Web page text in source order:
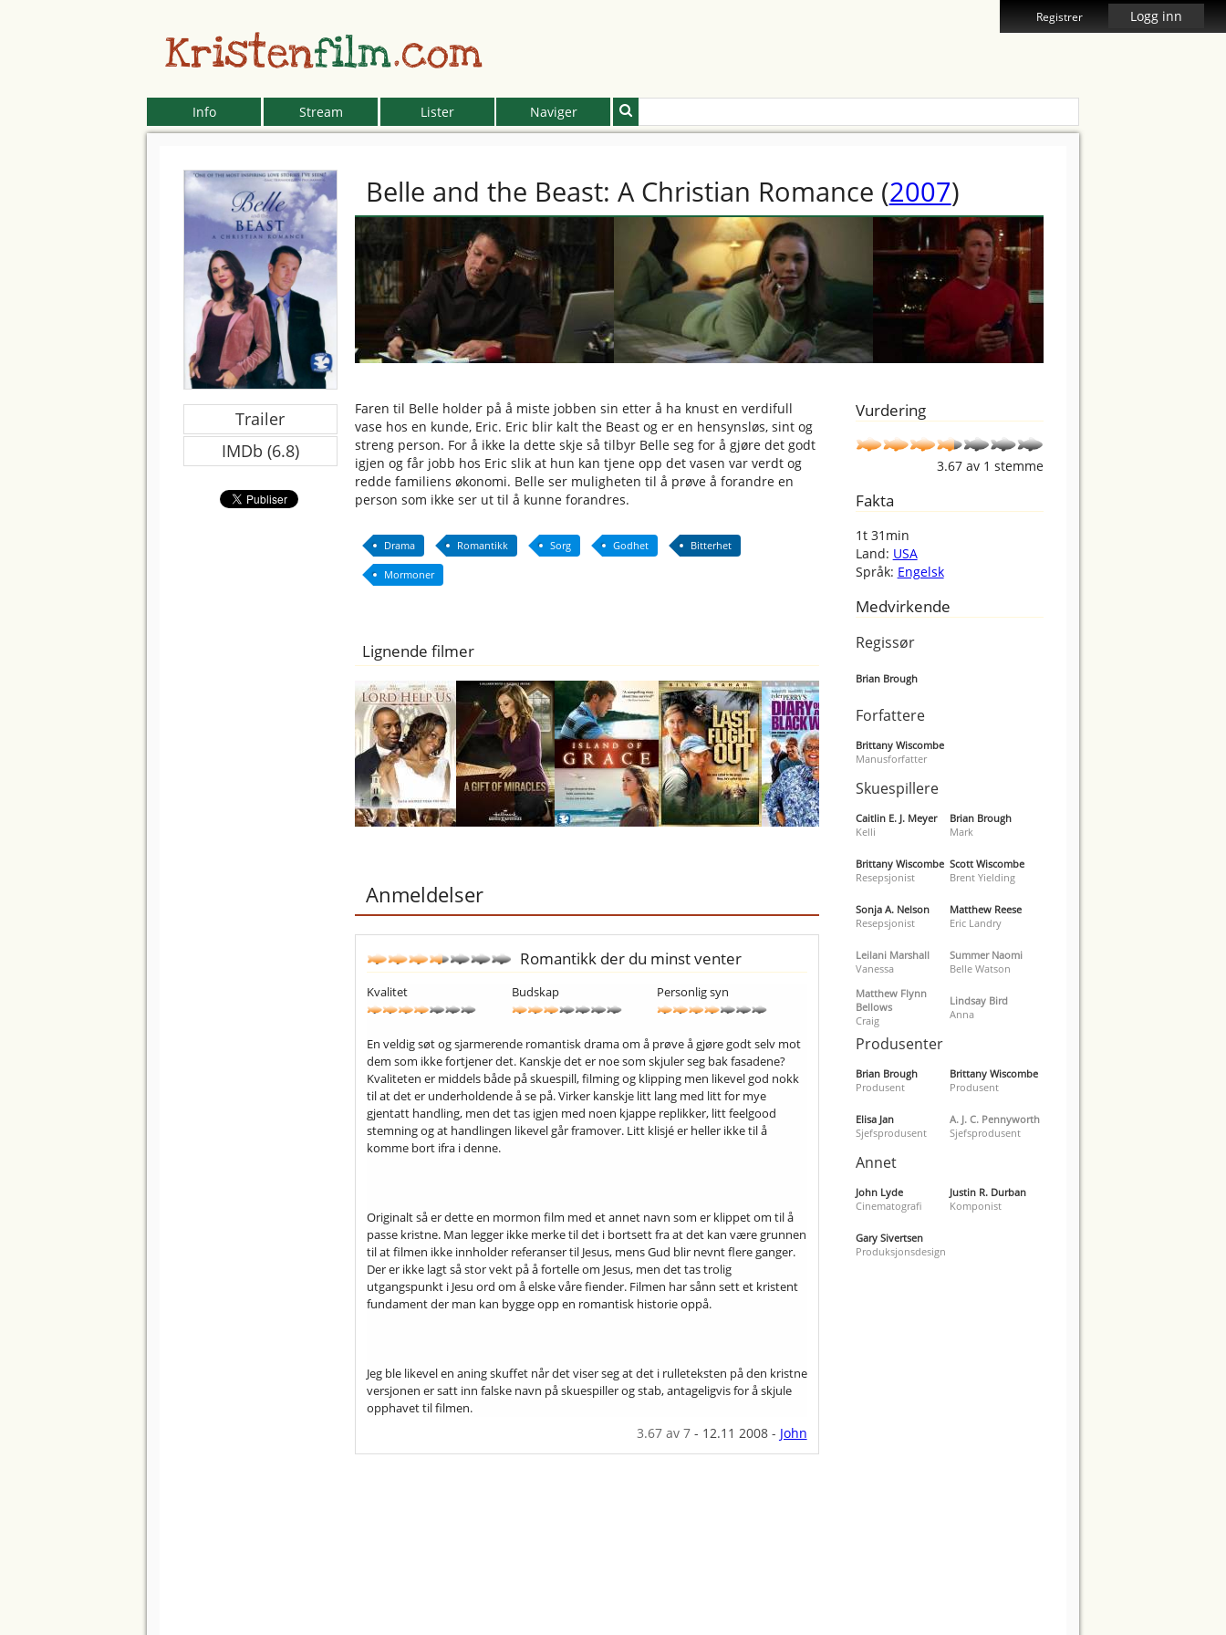
Registrer Logg inn
Kristenfilm.com
Info Stream Lister Naviger
Trailer
IMDb (6.8)
Belle and the Beast: A Christian Romance (2007)
Faren til Belle holder på å miste jobben sin etter å ha knust en verdifull
vase hos en kunde, Eric. Eric blir kalt the Beast og er en hensynsløs, sint og
streng person. For å ikke la dette skje så tilbyr Belle seg for å gjøre det godt
igjen og får jobb hos Eric slik at hun kan tjene opp det vasen var verdt og
redde familiens økonomi. Belle ser muligheten til å prøve å forandre en
person som ikke ser ut til å kunne forandres.
Drama Romantikk Sorg Godhet Bitterhet
Mormoner
Vurdering
3.67 av 1 stemme
Fakta
1t 31min
Land: USA
Språk: Engelsk
Medvirkende
Regissør
Brian Brough
Forfattere
Brittany Wiscombe
Manusforfatter
Skuespillere
Caitlin E. J. Meyer
Kelli
Brian Brough
Mark
Brittany Wiscombe
Resepsjonist
Scott Wiscombe
Brent Yielding
Sonja A. Nelson
Resepsjonist
Matthew Reese
Eric Landry
Leilani Marshall
Vanessa
Summer Naomi
Belle Watson
Matthew Flynn
Bellows
Craig
Lindsay Bird
Anna
Produsenter
Brian Brough
Produsent
Brittany Wiscombe
Produsent
Elisa Jan
Sjefsprodusent
A. J. C. Pennyworth
Sjefsprodusent
Annet
John Lyde
Cinematografi
Justin R. Durban
Komponist
Gary Sivertsen
Produksjonsdesign
Lignende filmer
Anmeldelser
Romantikk der du minst venter
Kvalitet Budskap Personlig syn
En veldig søt og sjarmerende romantisk drama om å prøve å gjøre godt selv mot
dem som ikke fortjener det. Kanskje det er noe som skjuler seg bak fasadene?
Kvaliteten er middels både på skuespill, filming og klipping men likevel god nokk
til at det er underholdende å se på. Virker kanskje litt lang med litt for mye
gjentatt handling, men det tas igjen med noen kjappe replikker, litt feelgood
stemning og at handlingen likevel går framover. Litt klisjé er heller ikke til å
komme bort ifra i denne.
Originalt så er dette en mormon film med et annet navn som er klippet om til å
passe kristne. Man legger ikke merke til det i bortsett fra at det kan være grunnen
til at filmen ikke innholder referanser til Jesus, mens Gud blir nevnt flere ganger.
Der er ikke lagt så stor vekt på å fortelle om Jesus, men det tas trolig
utgangspunkt i Jesu ord om å elske våre fiender. Filmen har sånn sett et kristent
fundament der man kan bygge opp en romantisk historie oppå.
Jeg ble likevel en aning skuffet når det viser seg at det i rulleteksten på den kristne
versjonen er satt inn falske navn på skuespiller og stab, antageligvis for å skjule
opphavet til filmen.
3.67av 7- 12.11 2008- John